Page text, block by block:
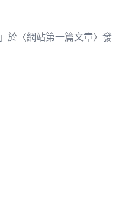
」於〈網站第一篇文章〉發